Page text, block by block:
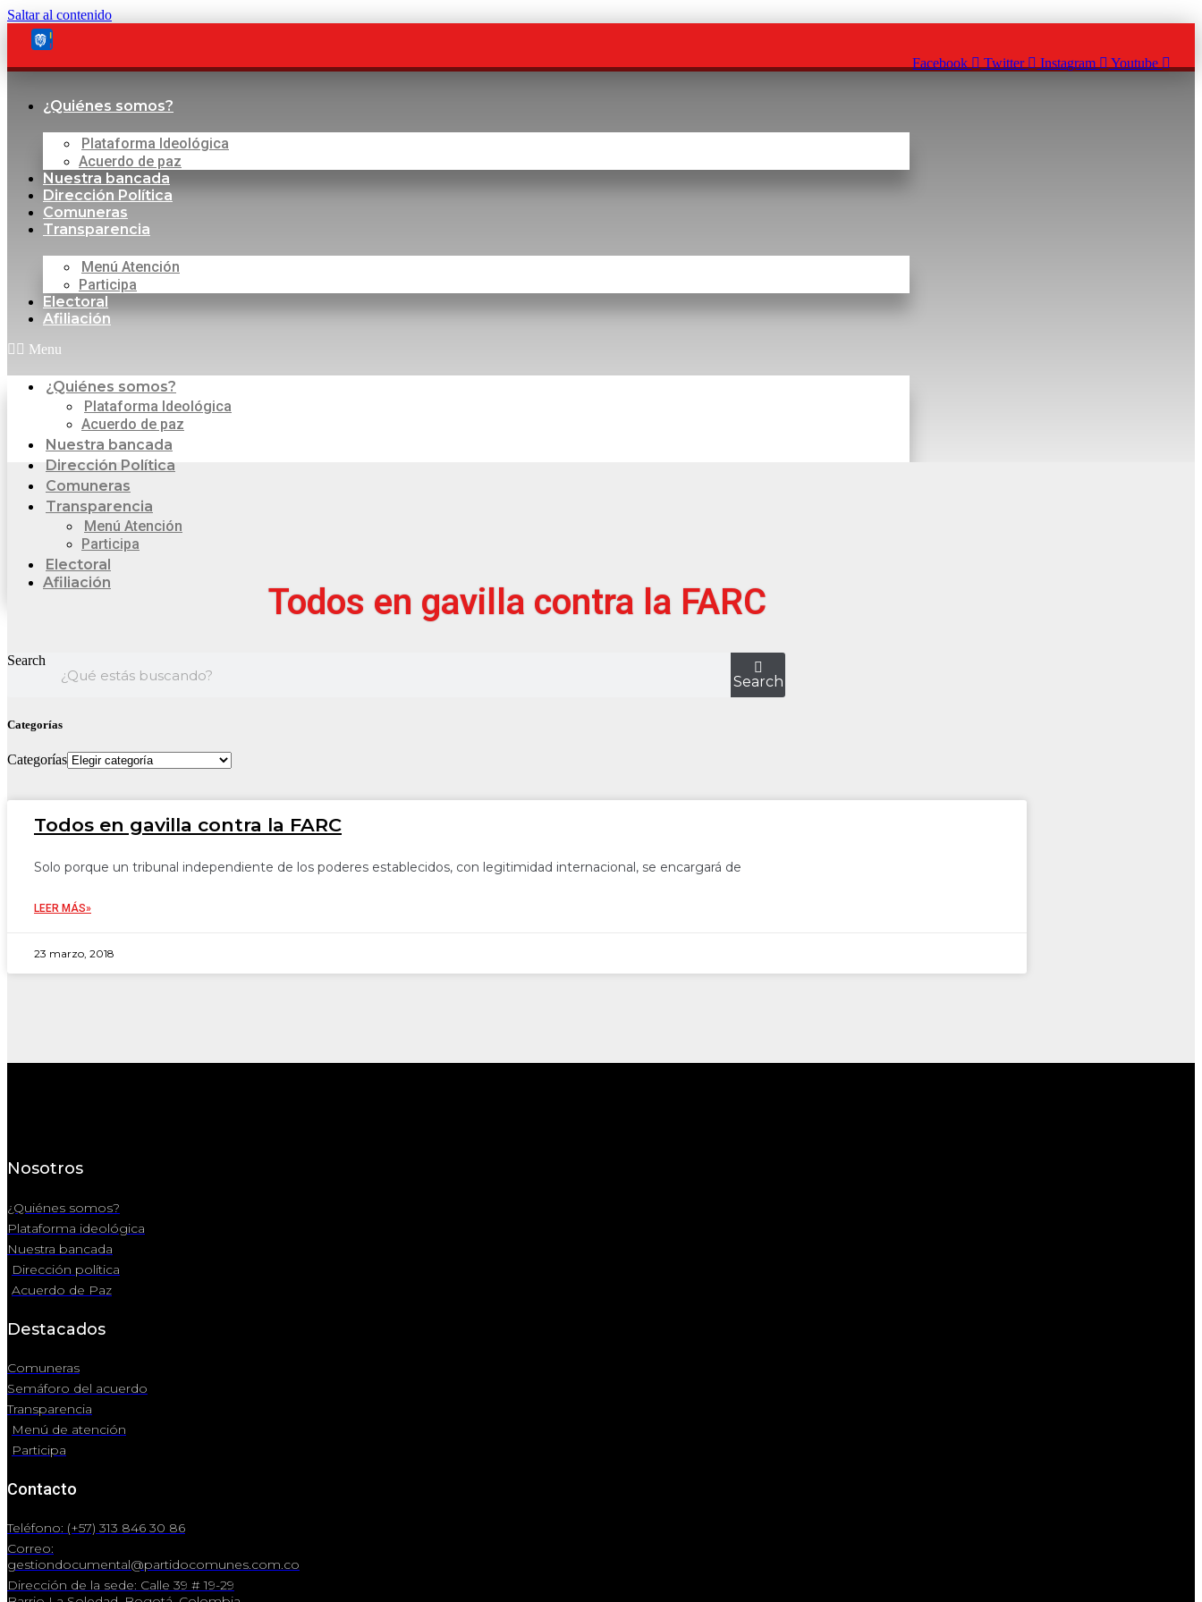
Saltar al contenido
Facebook Twitter Instagram Youtube
¿Quiénes somos?
Plataforma Ideológica
Acuerdo de paz
Nuestra bancada
Dirección Política
Comuneras
Transparencia
Menú Atención
Participa
Electoral
Afiliación
Menu
¿Quiénes somos?
Plataforma Ideológica
Acuerdo de paz
Nuestra bancada
Dirección Política
Comuneras
Transparencia
Menú Atención
Participa
Electoral
Afiliación
Todos en gavilla contra la FARC
Search
Search
Categorías
Categorías
Todos en gavilla contra la FARC
Solo porque un tribunal independiente de los poderes establecidos, con legitimidad internacional, se encargará de
LEER MÁS»
23 marzo, 2018
Nosotros
¿Quiénes somos?
Plataforma ideológica
Nuestra bancada
Dirección política
Acuerdo de Paz
Destacados
Comuneras
Semáforo del acuerdo
Transparencia
Menú de atención
Participa
Contacto
Teléfono: (+57) 313 846 30 86
Correo:
gestiondocumental@partidocomunes.com.co
Dirección de la sede: Calle 39 # 19-29